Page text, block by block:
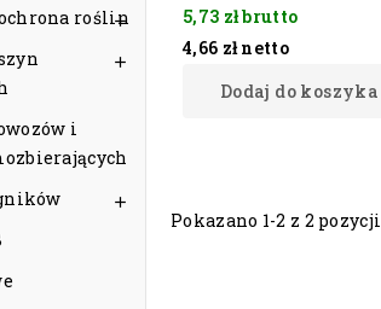
roślin


i

5,73 złbrutto
4,66 zł netto
Dodaj do koszyka
Pokazano 1-2 z 2 pozycji